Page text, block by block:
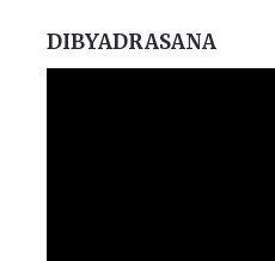
DIBYADRASANA